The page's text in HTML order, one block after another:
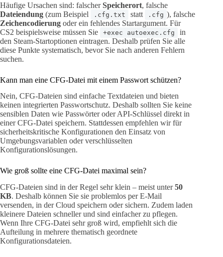
Häufige Ursachen sind: falscherSpeicherort, falsche
Dateiendung (zum Beispiel .cfg.txt statt .cfg ), falsche
Zeichencodierung oder ein fehlendes Startargument. Für
CS2 beispielsweise müssen Sie
+exec autoexec.cfg
in
den Steam-Startoptionen eintragen. Deshalb prüfen Sie alle
diese Punkte systematisch, bevor Sie nach anderen Fehlern
suchen.
Kann man eine CFG-Datei mit einem Passwort schützen?
Nein, CFG-Dateien sind einfache Textdateien und bieten
keinen integrierten Passwortschutz. Deshalb sollten Sie keine
sensiblen Daten wie Passwörter oder API-Schlüssel direkt in
einer CFG-Datei speichern. Stattdessen empfehlen wir für
sicherheitskritische Konfigurationen den Einsatz von
Umgebungsvariablen oder verschlüsselten
Konfigurationslösungen.
Wie groß sollte eine CFG-Datei maximal sein?
CFG-Dateien sind in der Regel sehr klein – meist unter50
KB. Deshalb können Sie sie problemlos per E-Mail
versenden, in der Cloud speichern oder sichern. Zudem laden
kleinere Dateien schneller und sind einfacher zu pflegen.
Wenn Ihre CFG-Datei sehr groß wird, empfiehlt sich die
Aufteilung in mehrere thematisch geordnete
Konfigurationsdateien.